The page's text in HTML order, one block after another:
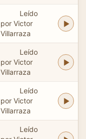
Leído
por Victor
Villarraza
Leído
por Victor
Villarraza
Leído
por Victor
Villarraza
Leído